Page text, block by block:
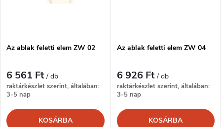
é
s
e
j
a
Az ablak feletti elem ZW 02
6 561 Ft/ db
raktárkészlet szerint, általában:
3-5 nap
KOSÁRBA
Az ablak feletti elem ZW 04
6 926 Ft/ db
raktárkészlet szerint, általában:
3-5 nap
KOSÁRBA